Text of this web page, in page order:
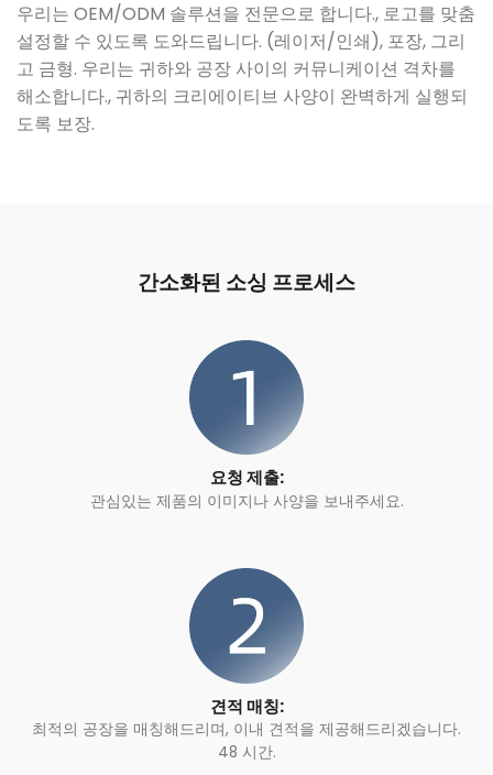
우리는 OEM/ODM 솔루션을 전문으로 합니다., 로고를 맞춤
설정할 수 있도록 도와드립니다. (레이저/인쇄), 포장, 그리
고 금형. 우리는 귀하와 공장 사이의 커뮤니케이션 격차를
해소합니다., 귀하의 크리에이티브 사양이 완벽하게 실행되
도록 보장.
간소화된 소싱 프로세스
요청 제출:
관심있는 제품의 이미지나 사양을 보내주세요.
견적 매칭:
최적의 공장을 매칭해드리며, 이내 견적을 제공해드리겠습니다.
48 시간.